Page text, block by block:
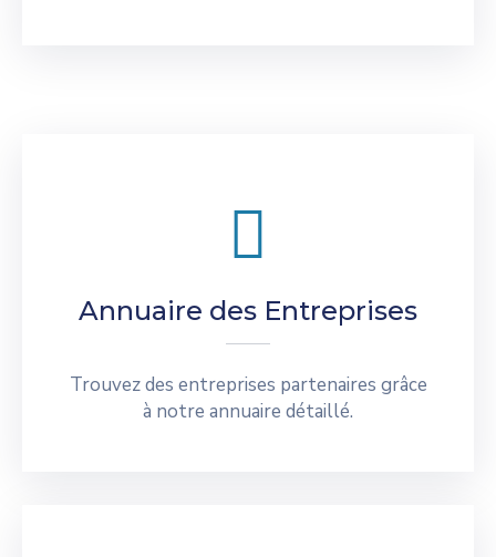
Annuaire des Entreprises
Trouvez des entreprises partenaires grâce
à notre annuaire détaillé.